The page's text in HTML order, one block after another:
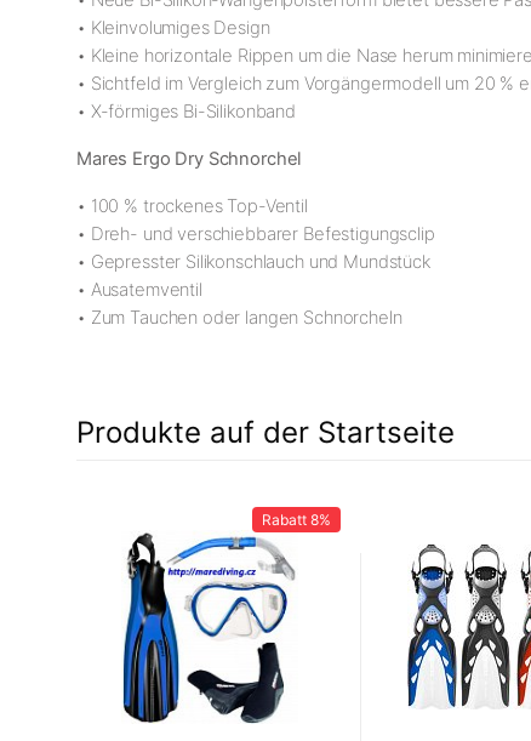
• Kleinvolumiges Design
• Kleine horizontale Rippen um die Nase herum
• Sichtfeld im Vergleich zum Vorgängermodell um 20 %
• X-förmiges Bi-Silikonband
Mares Ergo Dry Schnorchel
• 100 % trockenes Top-Ventil
• Dreh- und verschiebbarer Befestigungsclip
• Gepresster Silikonschlauch und Mundstück
• Ausatemventil
• Zum Tauchen oder langen Schnorcheln
Produkte auf der Startseite
Rabatt 8%